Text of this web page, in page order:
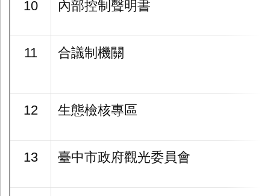
10 內部控制聲明書
11 合議制機關
12 生態檢核專區
13 臺中市政府觀光委員會